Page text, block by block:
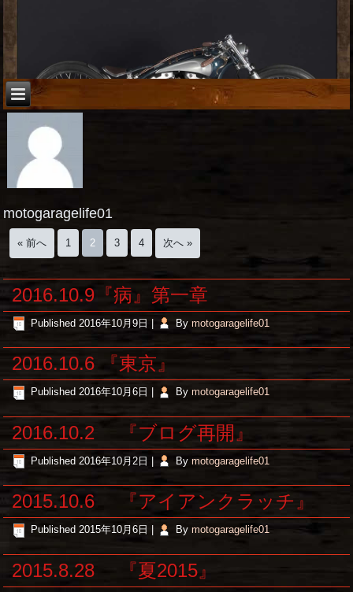
motogaragelife01
« 前へ 1 2 3 4 次へ »
2016.10.9『病』第一章
Published 2016年10月9日 By motogaragelife01
2016.10.6 『東京』
Published 2016年10月6日 By motogaragelife01
2016.10.2 『ブログ再開』
Published 2016年10月2日 By motogaragelife01
2015.10.6 『アイアンクラッチ』
Published 2015年10月6日 By motogaragelife01
2015.8.28 『夏2015』